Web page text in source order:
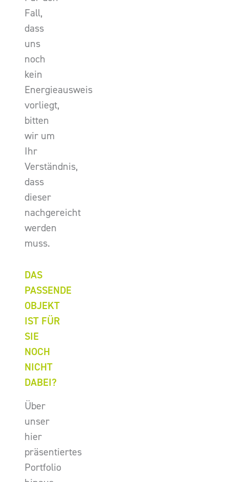
Fall,
dass
uns
noch
kein
Energieausweis
vorliegt,
bitten
wir um
Ihr
Verständnis,
dass
dieser
nachgereicht
werden
muss.
DAS
PASSENDE
OBJEKT
IST FÜR
SIE
NOCH
NICHT
DABEI?
Über
unser
hier
präsentiertes
Portfolio